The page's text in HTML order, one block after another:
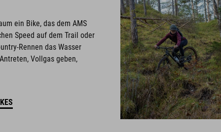
ein Bike, das dem AMS
Speed auf dem Trail oder
Rennen das Wasser
Vollgas geben,